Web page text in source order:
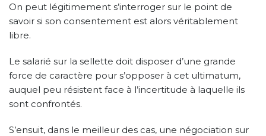
On peut légitimement s’interroger sur le point de
savoir si son consentement est alors véritablement
libre.
Le salarié sur la sellette doit disposer d’une grande
force de caractère pour s’opposer à cet ultimatum,
auquel peu résistent face à l’incertitude à laquelle ils
sont confrontés.
S’ensuit, dans le meilleur des cas, une négociation sur